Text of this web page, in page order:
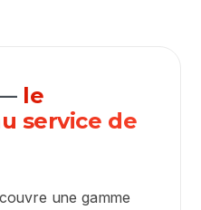
le
service de
une gamme